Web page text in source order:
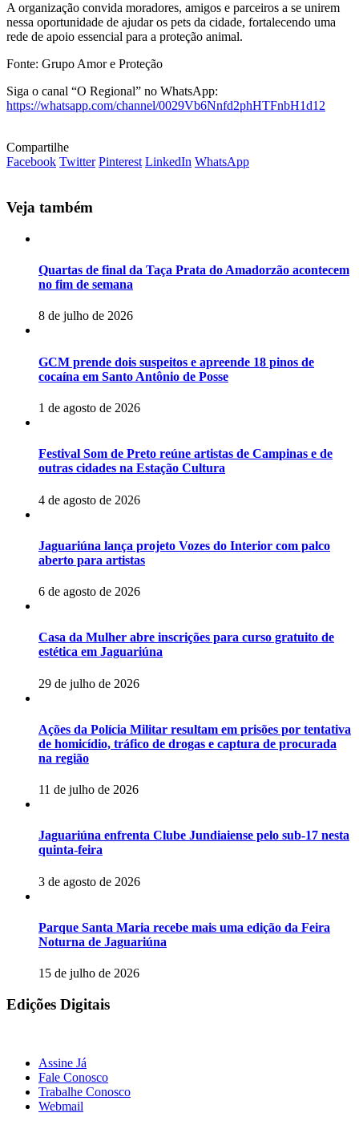
A organização convida moradores, amigos e parceiros a se unirem
nessa oportunidade de ajudar os pets da cidade, fortalecendo uma
rede de apoio essencial para a proteção animal.
Fonte: Grupo Amor e Proteção
Siga o canal “O Regional” no WhatsApp:
https://whatsapp.com/channel/0029Vb6Nnfd2phHTFnbH1d12
Compartilhe
Facebook Twitter Pinterest LinkedIn WhatsApp
Veja também
Quartas de final da Taça Prata do Amadorzão acontecem
no fim de semana
8 de julho de 2026
GCM prende dois suspeitos e apreende 18 pinos de
cocaína em Santo Antônio de Posse
1 de agosto de 2026
Festival Som de Preto reúne artistas de Campinas e de
outras cidades na Estação Cultura
4 de agosto de 2026
Jaguariúna lança projeto Vozes do Interior com palco
aberto para artistas
6 de agosto de 2026
Casa da Mulher abre inscrições para curso gratuito de
estética em Jaguariúna
29 de julho de 2026
Ações da Polícia Militar resultam em prisões por tentativa
de homicídio, tráfico de drogas e captura de procurada
na região
11 de julho de 2026
Jaguariúna enfrenta Clube Jundiaiense pelo sub-17 nesta
quinta-feira
3 de agosto de 2026
Parque Santa Maria recebe mais uma edição da Feira
Noturna de Jaguariúna
15 de julho de 2026
Edições Digitais
Assine Já
Fale Conosco
Trabalhe Conosco
Webmail